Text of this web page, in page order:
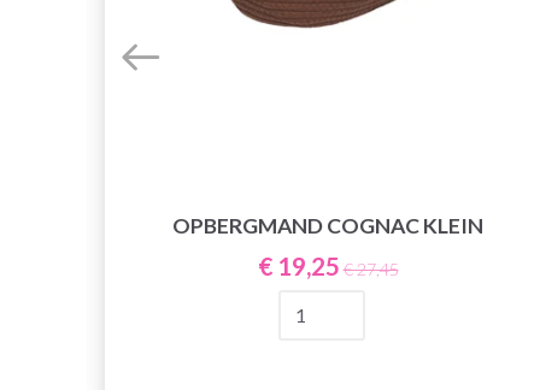
OPBERGMAND COGNAC KLEIN
€ 19,25 € 27,45